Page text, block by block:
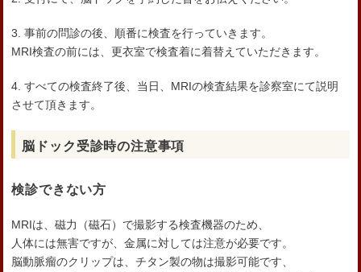
3. 事前の問診の後、順番に検査を行っていきます。
MRI検査の前には、更衣室で検査着に着替えていただきます。
4. すべての検査終了後、当日、MRIの検査結果を診察室にて説明
させて頂きます。
脳ドック受診時の注意事項
検診できない方
MRIは、磁力（磁石）で撮影する検査機器のため、
人体には無害ですが、金属に対しては注意が必要です。
脳動脈瘤のクリップは、チタン製の物は撮影可能です、